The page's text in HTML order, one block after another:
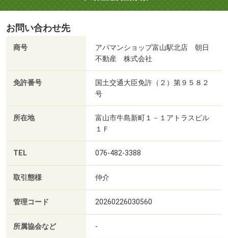
お問い合わせ先
商号
アパマンショップ富山駅北店 朝日
不動産 株式会社
免許番号
国土交通大臣免許（２）第９５８２
号
所在地
富山市牛島新町１－１アトラスビル
１Ｆ
TEL 076-482-3388
取引態様 仲介
管理コード 20260226030560
所属協会など -